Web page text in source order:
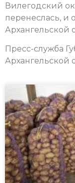
Вилегодский
перенеслась, и
Архангельской
Пресс-служба
Архангельской